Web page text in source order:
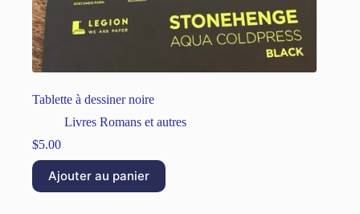
Tablette à dessiner noire
Livres Romans et autres
$5.00
Ajouter au panier